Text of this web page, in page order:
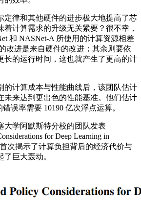
律和其他硬件的进步极大地提高了芯
着计算需求的升级无关紧要？很不幸，
和 NASNet-A 所使用的计算资源相差
改进是来自硬件的改进；其余则要依
长的运行时间，这也就产生了更高的计
计算成本与性能曲线后，该团队估计
未来达到更出色的性能基准。他们估计
误率需要 10190 亿次浮点运算。
学阿默斯特分校的团队发表
for Deep Learning in
次揭示了计算负担背后的经济代价与
巨大轰动。